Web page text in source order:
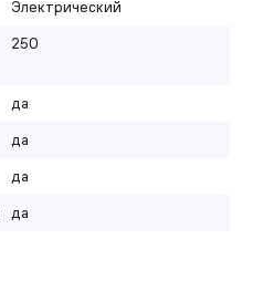
Электрический
250
да
да
да
да